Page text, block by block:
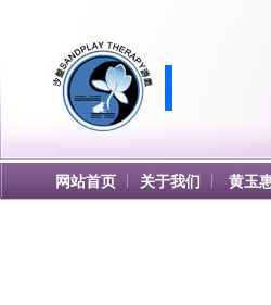
网站首页 关于我们 黄玉